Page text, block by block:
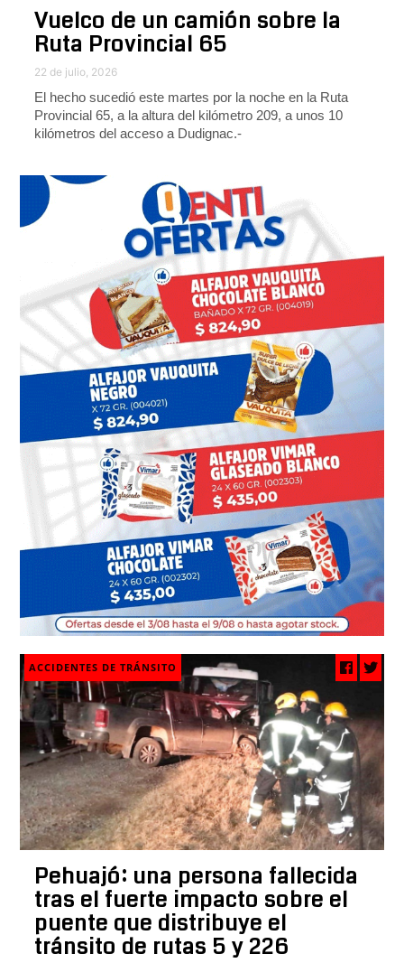
Vuelco de un camión sobre la
Ruta Provincial 65
22 de julio, 2026
El hecho sucedió este martes por la noche en la Ruta
Provincial 65, a la altura del kilómetro 209, a unos 10
kilómetros del acceso a Dudignac.-
ACCIDENTES DE TRÁNSITO
Pehuajó: una persona fallecida
tras el fuerte impacto sobre el
puente que distribuye el
tránsito de rutas 5 y 226